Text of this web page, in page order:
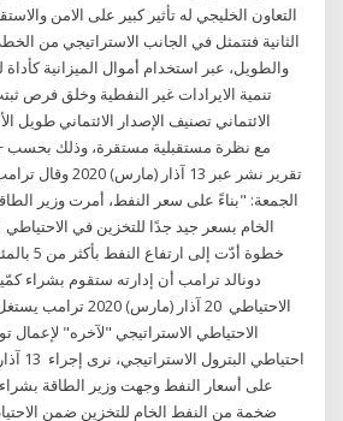
التعاون الخليجي له تأثير كبير على الامن
الثانية فتتمثل في الجانب الاستراتيجي من
والطويل، عبر استخدام أموال الميزانية كأداة
تنمية الايرادات غير النفطية وخلق فرص
الائتماني تصنيف الإصدار الائتماني طويل
تقرير نشر عبر 13
الجمعة: "بناءً على سعر النفط، أمرت وزير
خطوة أدّت
دونالد ترامب أن إدارته ستقوم بشراء
الاحتياطي 20 آذار
الاحتياطي الاستراتيجي "لآخره"
على أسعار النفط وجهت وزير الطاقة